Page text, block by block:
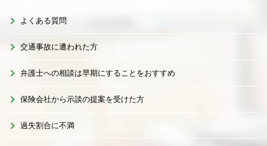
よくある質問
交通事故に遭われた方
弁護士への相談は早期にすることをおすすめ
保険会社から示談の提案を受けた方
過失割合に不満